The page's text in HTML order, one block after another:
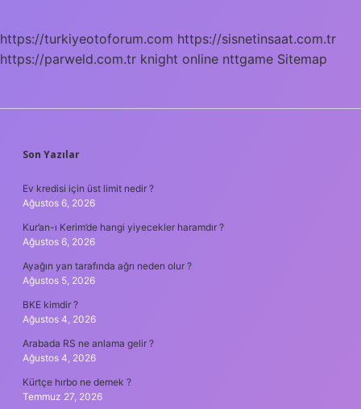
https://turkiyeotoforum.com https://sisnetinsaat.com.tr
https://parweld.com.tr knight online nttgame Sitemap
SIDEBAR
Son Yazılar
Ev kredisi için üst limit nedir ?
Ağustos 6, 2026
Kur’an-ı Kerim’de hangi yiyecekler haramdır ?
Ağustos 6, 2026
Ayağın yan tarafında ağrı neden olur ?
Ağustos 5, 2026
BKE kimdir ?
Ağustos 4, 2026
Arabada RS ne anlama gelir ?
Ağustos 4, 2026
Kürtçe hırbo ne demek ?
Temmuz 27, 2026